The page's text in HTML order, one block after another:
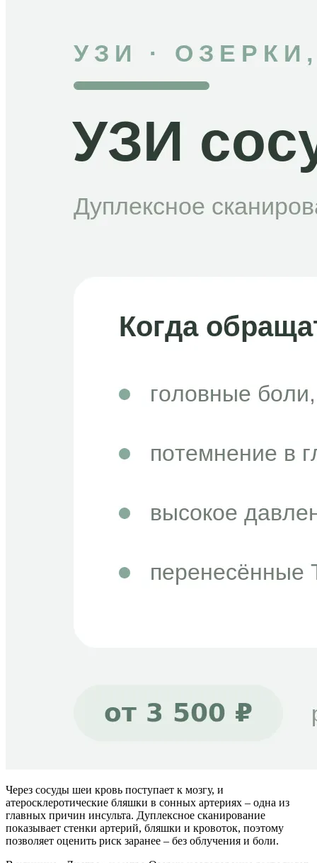
Флебология
Эндокринология
Через сосуды шеи кровь поступает к мозгу, и
атеросклеротические бляшки в сонных артериях – одна из
главных причин инсульта. Дуплексное сканирование
показывает стенки артерий, бляшки и кровоток, поэтому
позволяет оценить риск заранее – без облучения и боли.